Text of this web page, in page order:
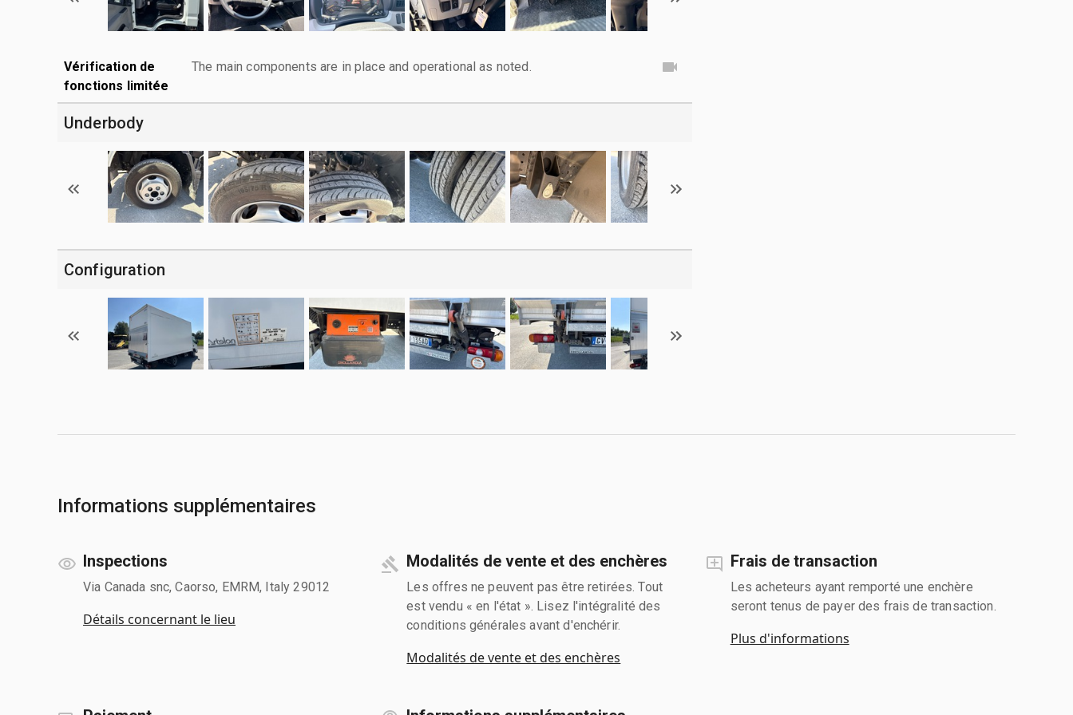
Vérification de
fonctions limitée
The main components are in place and operational as noted.
Underbody
Configuration
Informations supplémentaires
Inspections
Via Canada snc, Caorso, EMRM, Italy 29012
Détails concernant le lieu
Modalités de vente et des enchères
Les offres ne peuvent pas être retirées. Tout
est vendu « en l'état ». Lisez l'intégralité des
conditions générales avant d'enchérir.
Modalités de vente et des enchères
Frais de transaction
Les acheteurs ayant remporté une enchère
seront tenus de payer des frais de transaction.
Plus d'informations